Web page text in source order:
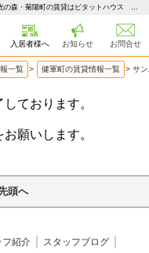
サンハイツ惣領Ⅰ健軍町の2DK賃貸アパート | 熊本県熊本市・光の森・菊陽町の賃貸はピタットハウス 熊本賃貸サポート
入居者様へ お知らせ お問合せ
一覧 > 健軍町の賃貸情報一覧 > サ
ております。
願いします。
頭へ
フ紹介
スタッフブログ